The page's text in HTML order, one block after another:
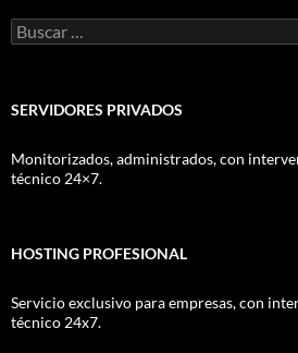
Buscar:
SERVIDORES PRIVADOS
Monitorizados, administrados, con
técnico 24×7.
HOSTING PROFESIONAL
Servicio exclusivo para empresas, con
técnico 24x7.